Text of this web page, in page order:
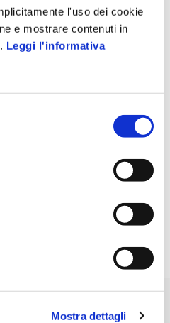
l'uso dei cookie
e mostrare contenuti in
Leggi l'informativa
Mostra dettagli
è integrato con gli
per consentire la
documenti.
software gestionale per
Ago Infinity
e consente di
rilasciate da Zucchetti.